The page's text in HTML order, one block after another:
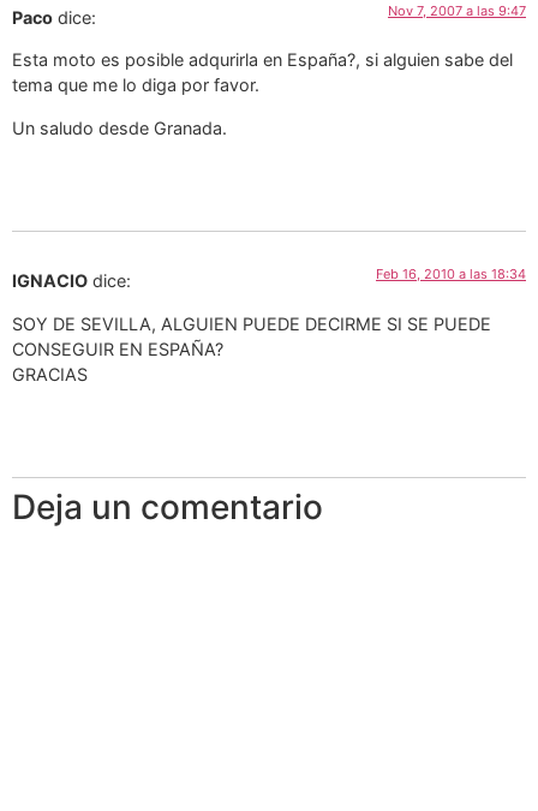
Paco dice: Nov 7, 2007 a las 9:47
Esta moto es posible adqurirla en España?, si alguien sabe del
tema que me lo diga por favor.
Un saludo desde Granada.
IGNACIO dice: Feb 16, 2010 a las 18:34
SOY DE SEVILLA, ALGUIEN PUEDE DECIRME SI SE PUEDE
CONSEGUIR EN ESPAÑA?
GRACIAS
Deja un comentario